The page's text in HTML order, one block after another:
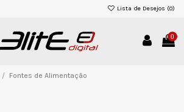
Lista de Desejos (0)
0
Fontes de Alimentação